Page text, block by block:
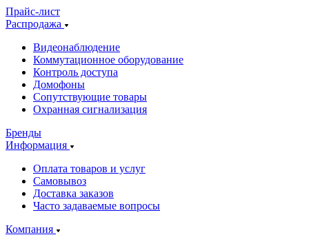
Прайс-лист
Распродажа
Видеонаблюдение
Коммутационное оборудование
Контроль доступа
Домофоны
Сопутствующие товары
Охранная сигнализация
Бренды
Информация
Оплата товаров и услуг
Самовывоз
Доставка заказов
Часто задаваемые вопросы
Компания